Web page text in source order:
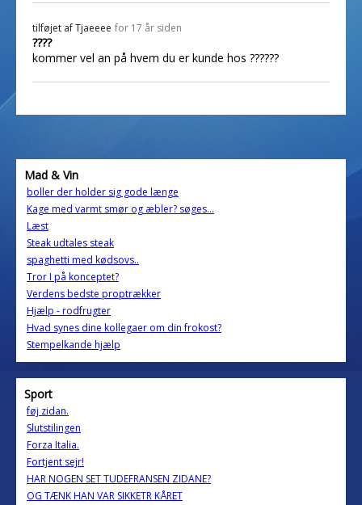
tilføjet afTjaeeee for 17 år siden
????
kommer vel an på hvem du er kunde hos ??????
Mad & Vin
boller der holder sig gode længe
Kage med varmt smør og æbler? søges...
Læst
Steak udtales steak
spaghetti med kødsovs..
Tror I på konceptet?
Verdens bedste proptrækker
Hjælp - rodfrugter
Hvad synes dine kollegaer om din frokost?
Stempelkande hjælp
Sport
føj zidan.
Slutstilingen
Forza Italia.
Fortjent sejr!
HAR NOGEN SET TUDEFRANSEN ZIDANE?
OG TÆNK HAN VAR SIKKETR KÅRET